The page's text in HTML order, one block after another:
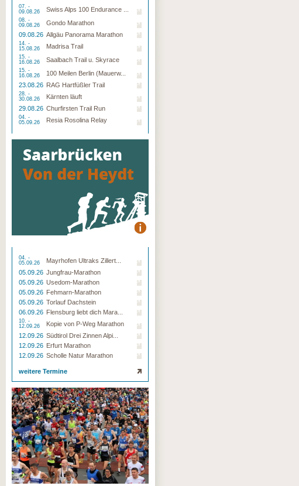
07. -
09.08.26
Swiss Alps 100 Endurance ...
08. -
09.08.26
Gondo Marathon
09.08.26 Allgäu Panorama Marathon
14. -
15.08.26
Madrisa Trail
15. -
16.08.26
Saalbach Trail u. Skyrace
15. -
16.08.26
100 Meilen Berlin (Mauerw...
23.08.26 RAG Hartfüßler Trail
28. -
30.08.26
Kärnten läuft
29.08.26 Churfirsten Trail Run
04. -
05.09.26
Resia Rosolina Relay
04. -
05.09.26
Mayrhofen Ultraks Zillert...
05.09.26 Jungfrau-Marathon
05.09.26 Usedom-Marathon
05.09.26 Fehmarn-Marathon
05.09.26 Torlauf Dachstein
06.09.26 Flensburg liebt dich Mara...
10. -
12.09.26
Kopie von P-Weg Marathon
12.09.26 Südtirol Drei Zinnen Alpi...
12.09.26 Erfurt Marathon
12.09.26 Scholle Natur Marathon
weitere Termine